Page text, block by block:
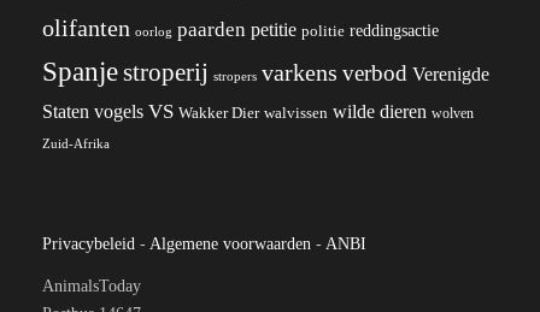
olifanten oorlog paarden petitie politie reddingsactie
Spanjestroperij stropers varkens verbod Verenigde
Staten vogels VS Wakker Dier walvissen wilde dieren wolven
Zuid-Afrika
Privacybeleid - Algemene voorwaarden - ANBI
AnimalsToday